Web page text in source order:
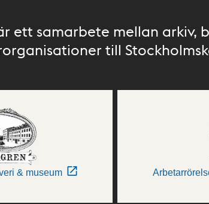
ett samarbete mellan arkiv,
till
& museum